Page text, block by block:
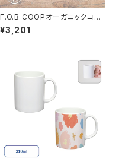
F.O.B COOPオーガニックコッ
トンワークエプロン ハーフ M
G
¥3,201